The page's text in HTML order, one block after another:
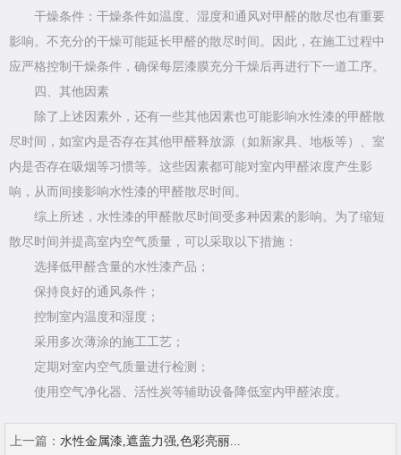
干燥条件：干燥条件如温度、湿度和通风对甲醛的散尽也有重要
影响。不充分的干燥可能延长甲醛的散尽时间。因此，在施工过程中
应严格控制干燥条件，确保每层漆膜充分干燥后再进行下一道工序。
四、其他因素
除了上述因素外，还有一些其他因素也可能影响水性漆的甲醛散
尽时间，如室内是否存在其他甲醛释放源（如新家具、地板等）、室
内是否存在吸烟等习惯等。这些因素都可能对室内甲醛浓度产生影
响，从而间接影响水性漆的甲醛散尽时间。
综上所述，水性漆的甲醛散尽时间受多种因素的影响。为了缩短
散尽时间并提高室内空气质量，可以采取以下措施：
选择低甲醛含量的水性漆产品；
保持良好的通风条件；
控制室内温度和湿度；
采用多次薄涂的施工工艺；
定期对室内空气质量进行检测；
使用空气净化器、活性炭等辅助设备降低室内甲醛浓度。
上一篇： 水性金属漆,遮盖力强,色彩亮丽...